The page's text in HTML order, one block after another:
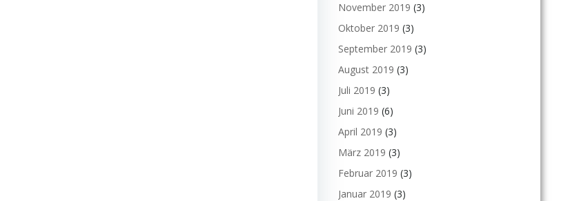
November 2019 (3)
Oktober 2019 (3)
September 2019 (3)
August 2019 (3)
Juli 2019 (3)
Juni 2019 (6)
April 2019 (3)
März 2019 (3)
Februar 2019 (3)
Januar 2019 (3)